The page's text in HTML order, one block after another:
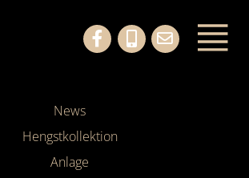
News
Hengstkollektion
Anlage